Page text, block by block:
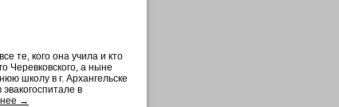
те, кого она учила и кто
Черевковского, а ныне
школу в г. Архангельске
в
→